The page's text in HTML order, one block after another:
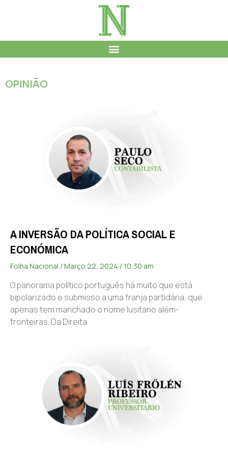
OPINIÃO
A INVERSÃO DA POLÍTICA SOCIAL E
ECONÓMICA
Folha Nacional Março 22, 2024 10:30 am
O panorama político português há muito que está
bipolarizado e submisso a uma franja partidária, que
apenas tem manchado o nome lusitano além-
fronteiras. Da Direita